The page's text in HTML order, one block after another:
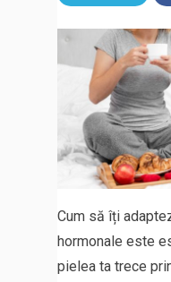
Cum să îți
hormonale este
pielea ta trece